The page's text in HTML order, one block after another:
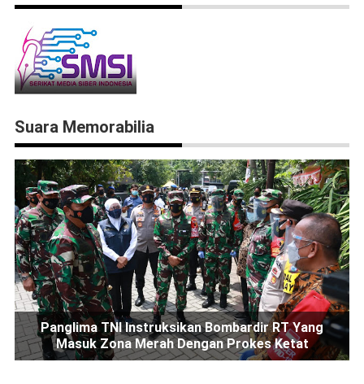
Suara Memorabilia
Panglima TNI Instruksikan Bombardir RT Yang
Masuk Zona Merah Dengan Prokes Ketat